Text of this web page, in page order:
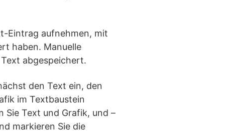
Eintrag aufnehmen, mit
haben. Manuelle
abgespeichert.
den Text ein, den
im Textbaustein
Sie Text und Grafik, und –
markieren Sie die